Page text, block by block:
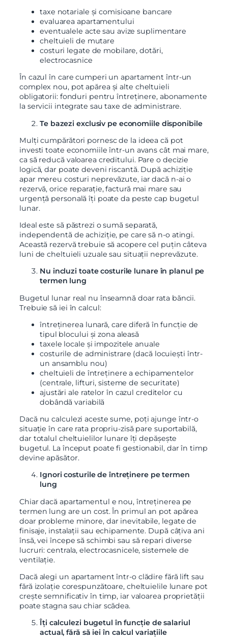
taxe notariale și comisioane bancare
evaluarea apartamentului
eventualele acte sau avize suplimentare
cheltuieli de mutare
costuri legate de mobilare, dotări,
electrocasnice
În cazul în care cumperi un apartament într-un
complex nou, pot apărea și alte cheltuieli
obligatorii: fonduri pentru întreținere, abonamente
la servicii integrate sau taxe de administrare.
Te bazezi exclusiv pe economiile disponibile
Mulți cumpărători pornesc de la ideea că pot
investi toate economiile într-un avans cât mai mare,
ca să reducă valoarea creditului. Pare o decizie
logică, dar poate deveni riscantă. După achiziție
apar mereu costuri neprevăzute, iar dacă n-ai o
rezervă, orice reparație, factură mai mare sau
urgență personală îți poate da peste cap bugetul
lunar.
Ideal este să păstrezi o sumă separată,
independentă de achiziție, pe care să n-o atingi.
Această rezervă trebuie să acopere cel puțin câteva
luni de cheltuieli uzuale sau situații neprevăzute.
Nu incluzi toate costurile lunare în planul pe
termen lung
Bugetul lunar real nu înseamnă doar rata băncii.
Trebuie să iei în calcul:
întreținerea lunară, care diferă în funcție de
tipul blocului și zona aleasă
taxele locale și impozitele anuale
costurile de administrare (dacă locuiești într-
un ansamblu nou)
cheltuieli de întreținere a echipamentelor
(centrale, lifturi, sisteme de securitate)
ajustări ale ratelor în cazul creditelor cu
dobândă variabilă
Dacă nu calculezi aceste sume, poți ajunge într-o
situație în care rata propriu-zisă pare suportabilă,
dar totalul cheltuielilor lunare îți depășește
bugetul. La început poate fi gestionabil, dar în timp
devine apăsător.
Ignori costurile de întreținere pe termen
lung
Chiar dacă apartamentul e nou, întreținerea pe
termen lung are un cost. În primul an pot apărea
doar probleme minore, dar inevitabile, legate de
finisaje, instalații sau echipamente. După câțiva ani
însă, vei începe să schimbi sau să repari diverse
lucruri: centrala, electrocasnicele, sistemele de
ventilație.
Dacă alegi un apartament într-o clădire fără lift sau
fără izolație corespunzătoare, cheltuielile lunare pot
crește semnificativ în timp, iar valoarea proprietății
poate stagna sau chiar scădea.
Îți calculezi bugetul în funcție de salariul
actual, fără să iei în calcul variațiile